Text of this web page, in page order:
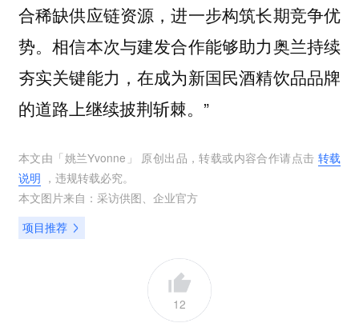
合稀缺供应链资源，进一步构筑长期竞争优
势。相信本次与建发合作能够助力奥兰持续
夯实关键能力，在成为新国民酒精饮品品牌
的道路上继续披荆斩棘。”
本文由「姚兰Yvonne 」 原创出品，转载或内容合作请点击 转载
说明 ，违规转载必究。
本文图片来自： 采访供图
企业官方
项目推荐
12